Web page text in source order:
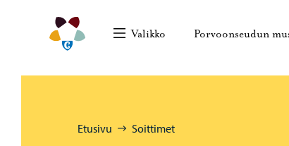
Valikko Porvoonseudun
Selaa:
Etusivu Soittimet